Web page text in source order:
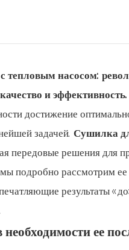
тепловым насосом:
и эффективность.
достижение
задачей. Сушилка
передовые решения для
мы подробно рассмотрим
результаты
ее